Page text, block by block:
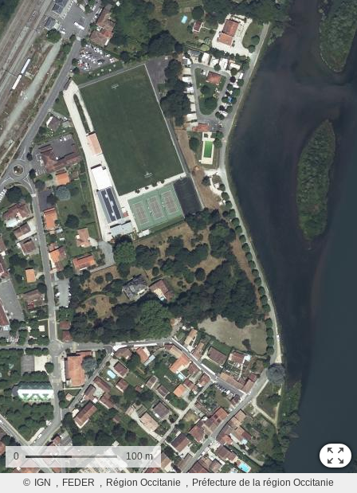
100 m
0
© IGN FEDER Région Occitanie Préfecture de la région Occitanie